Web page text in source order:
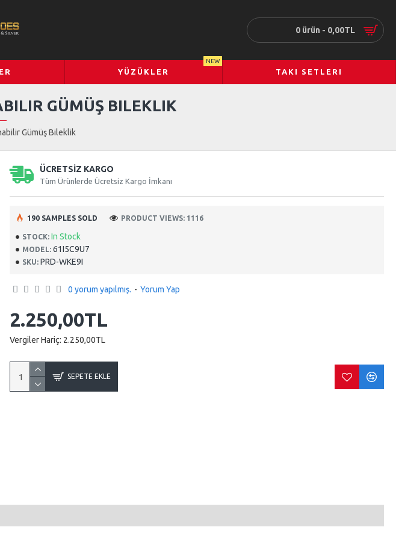
0 ürün - 0,00TL
YÜZÜKLER
NEW
TAKI SETLERI
Gümüş Bileklik
GÜMÜŞ BILEKLIK
ÜCRETSİZ KARGO
Tüm Ürünlerde Ücretsiz Kargo İmkanı
STOCK: In Stock
MODEL: 61I5C9U7
SKU: PRD-WKE9I
190 SAMPLES SOLD PRODUCT VIEWS: 1116
0 yorum yapılmış. - Yorum Yap
2.250,00TL
Vergiler Hariç: 2.250,00TL
SEPETE EKLE